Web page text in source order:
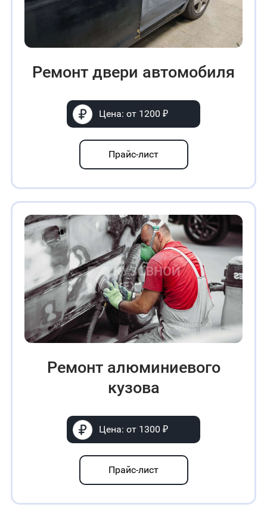
Ремонт двери автомобиля
Цена: от 1200 ₽
Прайс-лист
Ремонт алюминиевого
кузова
Цена: от 1300 ₽
Прайс-лист